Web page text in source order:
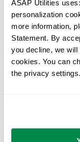
ASAP Utilities
personalization
more information,
Statement. By
you decline, we
cookies. You can
the privacy settings.